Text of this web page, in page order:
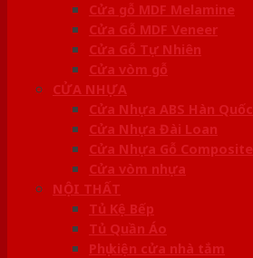
Cửa gỗ MDF Melamine
Cửa Gỗ MDF Veneer
Cửa Gỗ Tự Nhiên
Cửa vòm gỗ
CỬA NHỰA
Cửa Nhựa ABS Hàn Quốc
Cửa Nhựa Đài Loan
Cửa Nhựa Gỗ Composite
Cửa vòm nhựa
NỘI THẤT
Tủ Kệ Bếp
Tủ Quần Áo
Phụ kiện cửa nhà tắm